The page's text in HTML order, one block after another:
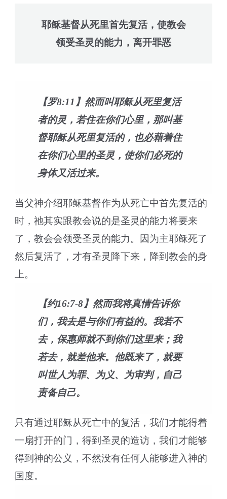
耶稣基督从死里首先复活，使教会
领受圣灵的能力，离开罪恶
【罗8:11】然而叫耶稣从死里复活
者的灵，若住在你们心里，那叫基
督耶稣从死里复活的，也必藉着住
在你们心里的圣灵，使你们必死的
身体又活过来。
当父神介绍耶稣基督作为从死亡中首先复活的
时，祂其实跟教会说的是圣灵的能力将要来
了，教会会领受圣灵的能力。因为主耶稣死了
然后复活了，才有圣灵降下来，降到教会的身
上。
【约16:7-8】然而我将真情告诉你
们，我去是与你们有益的。我若不
去，保惠师就不到你们这里来；我
若去，就差他来。他既来了，就要
叫世人为罪、为义、为审判，自己
责备自己。
只有通过耶稣从死亡中的复活，我们才能得着
一扇打开的门，得到圣灵的造访，我们才能够
得到神的公义，不然没有任何人能够进入神的
国度。